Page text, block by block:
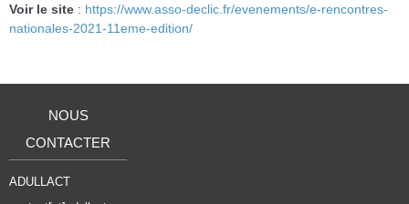
Voir le site : https://www.asso-declic.fr/evenements/e-rencontres-
nationales-2021-11eme-edition/
NOUS
CONTACTER
ADULLACT